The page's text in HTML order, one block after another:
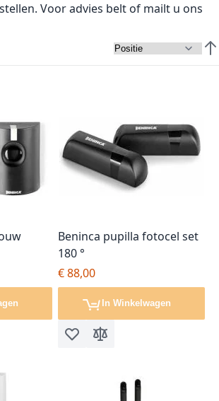
Voor advies belt of mailt u ons
te vergelijken
Beninca pupilla fotocel set
180 °
€ 88,00
In Winkelwagen
Voeg toe aan verlanglijst
Toevoegen om te